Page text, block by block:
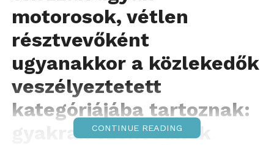
motorosok, vétlen
résztvevőként
ugyanakkor a közlekedők
veszélyeztetett
kategóriájába tartoznak:
gyakran szenvednek
CONTINUE READING